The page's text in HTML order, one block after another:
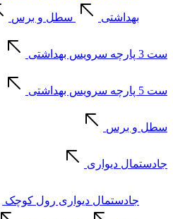
بهداشتی سطل و برس
ست 3 پارچه سرویس بهداشتی
ست 5 پارچه سرویس بهداشتی
سطل و برس
جادستمال دیواری
جادستمال دیواری رول کوچک